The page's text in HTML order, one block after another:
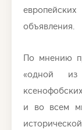
объявления.
По мнению
«одной из
и во всем